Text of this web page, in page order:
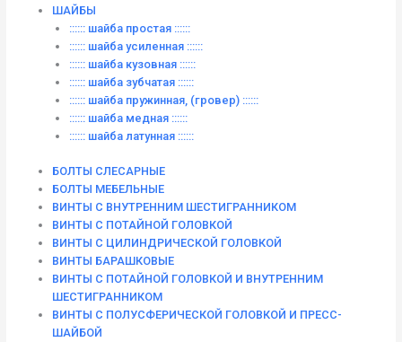
ШАЙБЫ
:::::: шайба простая ::::::
:::::: шайба усиленная ::::::
:::::: шайба кузовная ::::::
:::::: шайба зубчатая ::::::
:::::: шайба пружинная, (гровер) ::::::
:::::: шайба медная ::::::
:::::: шайба латунная ::::::
БОЛТЫ СЛЕСАРНЫЕ
БОЛТЫ МЕБЕЛЬНЫЕ
ВИНТЫ С ВНУТРЕННИМ ШЕСТИГРАННИКОМ
ВИНТЫ С ПОТАЙНОЙ ГОЛОВКОЙ
ВИНТЫ С ЦИЛИНДРИЧЕСКОЙ ГОЛОВКОЙ
ВИНТЫ БАРАШКОВЫЕ
ВИНТЫ С ПОТАЙНОЙ ГОЛОВКОЙ И ВНУТРЕННИМ
ШЕСТИГРАННИКОМ
ВИНТЫ С ПОЛУСФЕРИЧЕСКОЙ ГОЛОВКОЙ И ПРЕСС-
ШАЙБОЙ